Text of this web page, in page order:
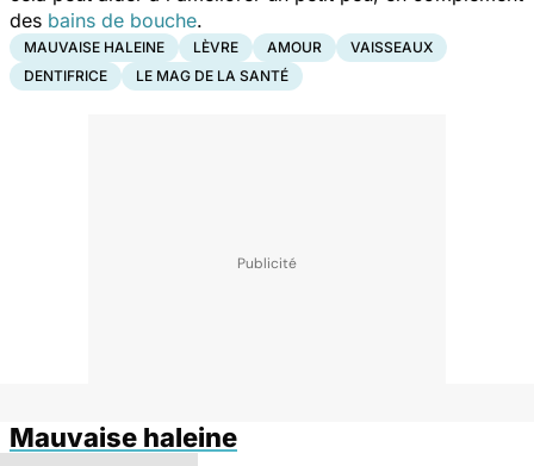
des bains de bouche.
MAUVAISE HALEINE LÈVRE AMOUR
VAISSEAUX
DENTIFRICE
LE MAG DE LA SANTÉ
Mauvaise haleine